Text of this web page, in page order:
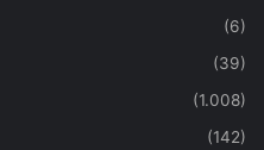
(6)
(39)
(1.008)
(142)